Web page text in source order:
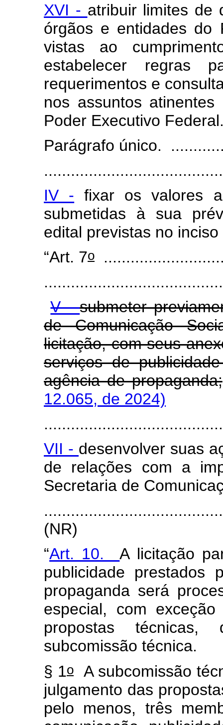
XVI - atribuir limites de
órgãos e entidades do
vistas ao
estabelecer regras
requerimentos e
nos assuntos
Poder Executivo
Parágrafo único.
IV - fixar os valores
submetidas à sua
edital previstas no
“Art. 7o
V -submeter
de Comunicação
licitação, com seus
serviços de
agência de propaganda;
12.065, de 2024)
VII - desenvolver suas
de relações com a
Secretaria de
(NR)
“Art. 10.A licitação
publicidade prestados
propaganda será
especial, com
propostas
subcomissão técnica.
§ 1o A subcomissão
julgamento das
pelo menos, três